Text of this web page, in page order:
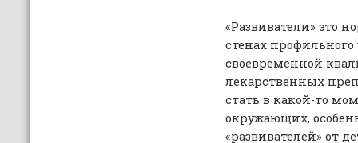
«Развиватели» это
стенах
своевременной
лекарственных
стать в какой-то
окружающих,
«развивателей» от